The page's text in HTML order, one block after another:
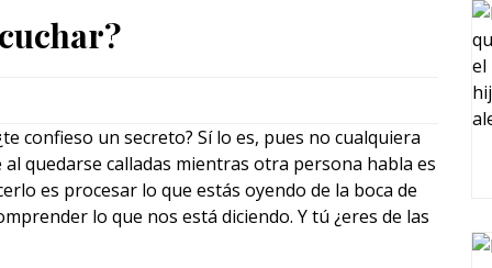
confieso un secreto? Sí lo es, pues no cualquiera
quedarse calladas mientras otra persona habla es
es procesar lo que estás oyendo de la boca de
lo que nos está diciendo. Y tú ¿eres de las